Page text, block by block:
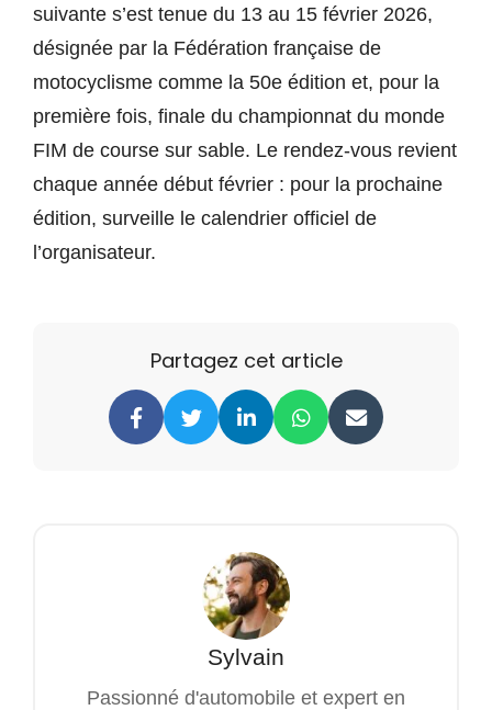
suivante s’est tenue du 13 au 15 février 2026,
désignée par la Fédération française de
motocyclisme comme la 50e édition et, pour la
première fois, finale du championnat du monde
FIM de course sur sable. Le rendez-vous revient
chaque année début février : pour la prochaine
édition, surveille le calendrier officiel de
l’organisateur.
Partagez cet article
Sylvain
Passionné d'automobile et expert en